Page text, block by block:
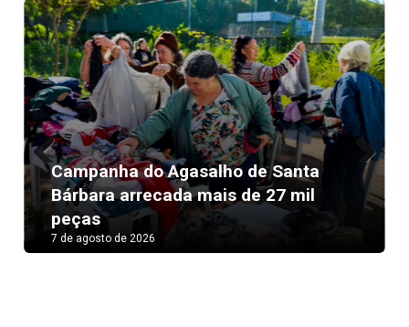
Campanha do Agasalho de Santa
Bárbara arrecada mais de 27 mil
peças
7 de agosto de 2026
Previous Next